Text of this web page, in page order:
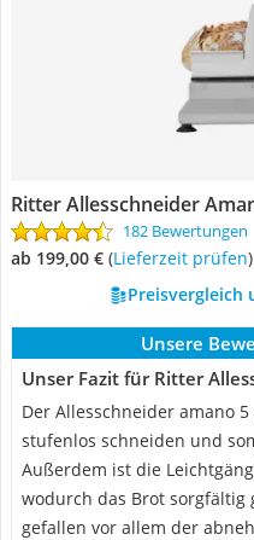
Ritter Allesschneider
182 Bewertungen
ab 199,00 € (Lieferzeit prüfen)
Preisvergleich
Unsere
Unser Fazit für Ritter
Der Allesschneider amano
stufenlos schneiden und
Außerdem ist die
wodurch das Brot sorgfältig
gefallen vor allem der